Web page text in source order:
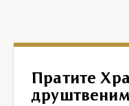
Пратите